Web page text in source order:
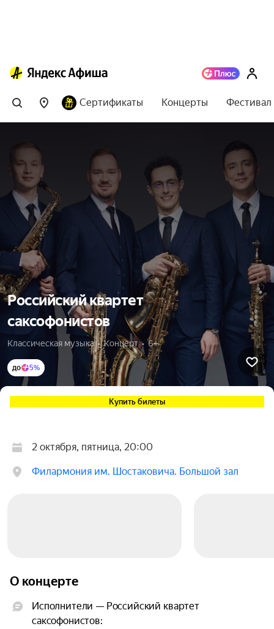
Сертификаты Концерты
Российский квартет
саксофонистов
Классическая музыка  •  Концерт  •  6+
до 5%
Купить билеты
2 октября, пятница, 20:00
Филармония им. Шостаковича. Большой зал
О концерте
Исполнители — Российский квартет
саксофонистов: